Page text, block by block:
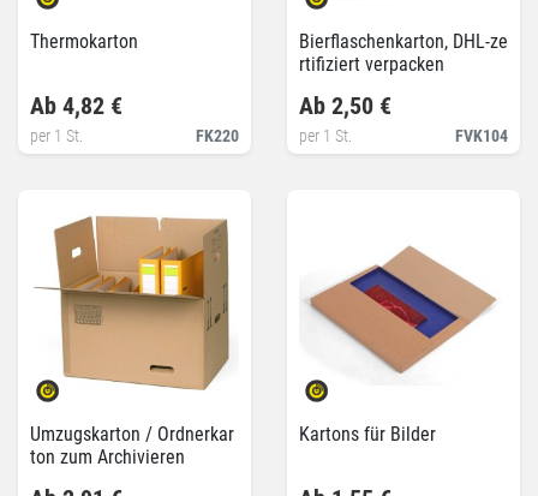
Thermokarton
FK220
Ab 4,82 €
per 1 St.
Bierflaschenkarton, DHL-ze
rtifiziert verpacken
FVK104
Ab 2,50 €
per 1 St.
Umzugskarton / Ordnerkar
ton zum Archivieren
Kartons für Bilder